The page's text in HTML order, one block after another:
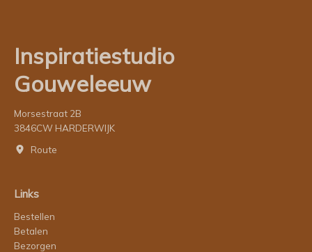
Inspiratiestudio
Gouweleeuw
Morsestraat 2B
3846CW HARDERWIJK
Route
Links
Bestellen
Betalen
Bezorgen